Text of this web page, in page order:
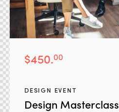
$450.00
DESIGN EVENT
Design Masterclass